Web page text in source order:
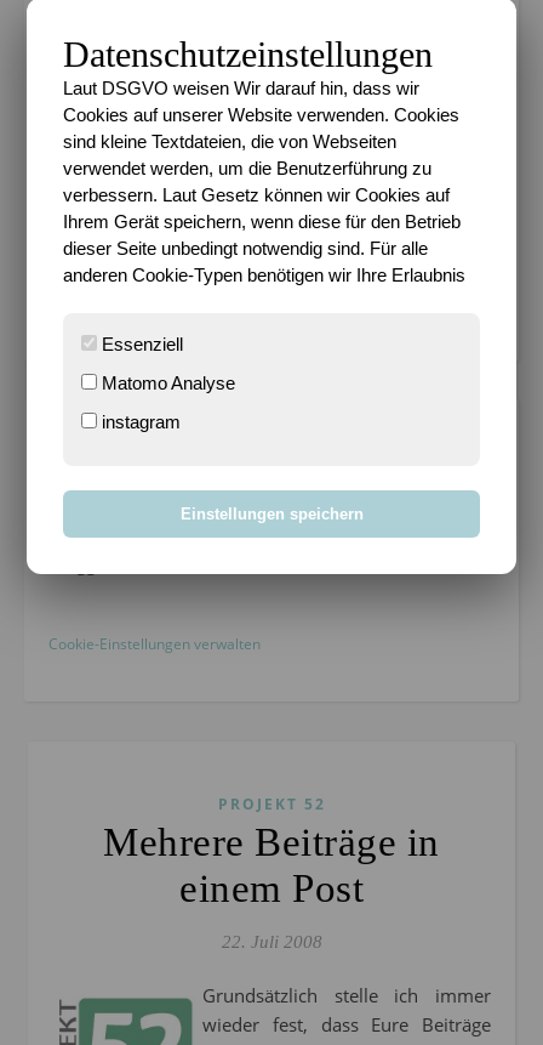
Km 2026 36.56%
Datenschutz
Cookie-Einstellungen verwalten
PROJEKT 52
Mehrere Beiträge in
einem Post
22. Juli 2008
Grundsätzlich stelle ich immer
wieder fest, dass Eure Beiträge
Datenschutzeinstellungen
Laut DSGVO weisen Wir darauf hin, dass wir
Cookies auf unserer Website verwenden. Cookies
sind kleine Textdateien, die von Webseiten
verwendet werden, um die Benutzerführung zu
verbessern. Laut Gesetz können wir Cookies auf
Ihrem Gerät speichern, wenn diese für den Betrieb
dieser Seite unbedingt notwendig sind. Für alle
anderen Cookie-Typen benötigen wir Ihre Erlaubnis
Essenziell
Matomo Analyse
instagram
Einstellungen speichern